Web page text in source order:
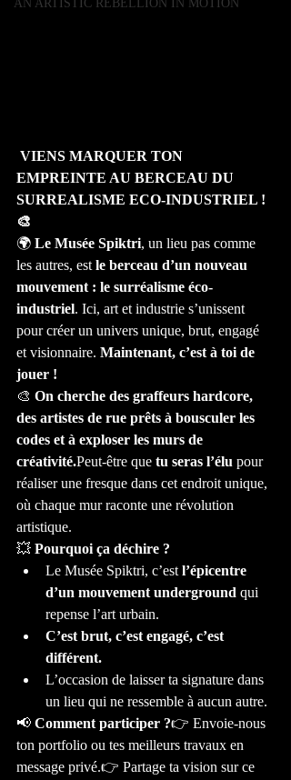
AN ARTISTIC REBELLION IN MOTION
VIENS MARQUER TON
EMPREINTE AU BERCEAU DU
SURREALISME ECO-INDUSTRIEL !
🎨
🌍 Le Musée Spiktri, un lieu pas comme
les autres, est le berceau d’un nouveau
mouvement : le surréalisme éco-
industriel. Ici, art et industrie s’unissent
pour créer un univers unique, brut, engagé
et visionnaire. Maintenant, c’est à toi de
jouer !
🎨 On cherche des graffeurs hardcore,
des artistes de rue prêts à bousculer les
codes et à exploser les murs de
créativité.Peut-être que tu seras l’élu pour
réaliser une fresque dans cet endroit unique,
où chaque mur raconte une révolution
artistique.
💥 Pourquoi ça déchire ?
Le Musée Spiktri, c’est l’épicentre
d’un mouvement underground qui
repense l’art urbain.
C’est brut, c’est engagé, c’est
différent.
L’occasion de laisser ta signature dans
un lieu qui ne ressemble à aucun autre.
📢 Comment participer ?👉 Envoie-nous
ton portfolio ou tes meilleurs travaux en
message privé.👉 Partage ta vision sur ce